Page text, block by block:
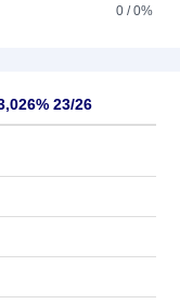
0 / 0%
23/26